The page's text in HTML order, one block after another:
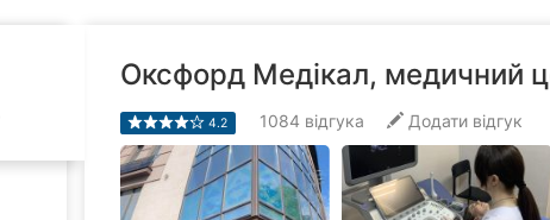
Оксфорд Медікал, медичний
4.2 1084 відгука Додати відгук